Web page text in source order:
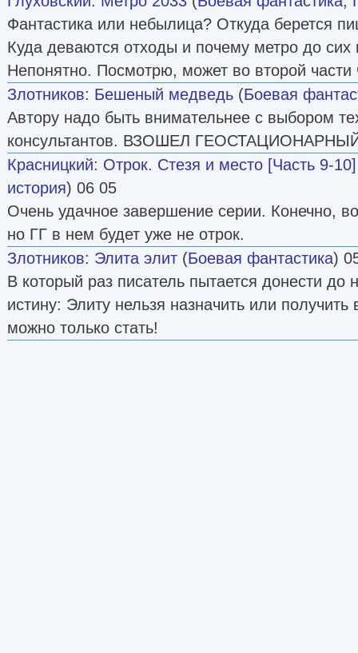
Фантастика или небылица? Откуда берется
Куда деваются отходы и почему метро до сих
Непонятно. Посмотрю, может во второй части
Злотников: Бешеный медведь (Боевая
Автору надо быть внимательнее с выбором
консультантов. ВЗОШЕЛ ГЕОСТАЦИОНАРНЫЙ
Красницкий: Отрок. Стезя и место [Часть 9-10]
история) 06 05
Очень удачное завершение серии. Конечно,
но ГГ в нем будет уже не отрок.
Злотников: Элита элит (Боевая фантастика)
В который раз писатель пытается донести до
истину: Элиту нельзя назначить или
можно только стать!